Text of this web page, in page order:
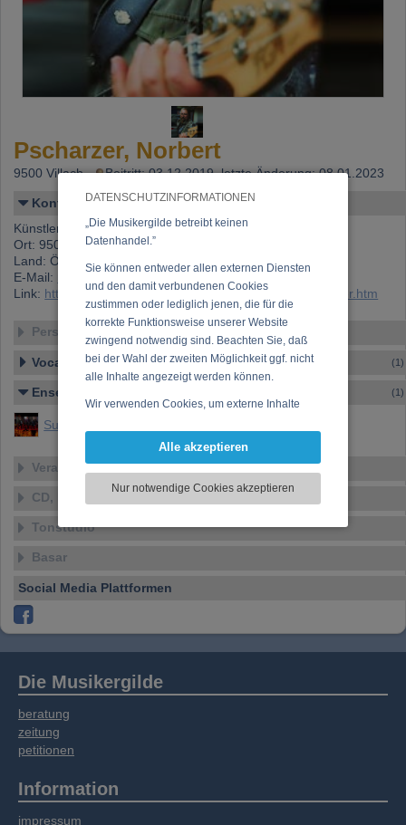
DATENSCHUTZINFORMATIONEN
„Die Musikergilde betreibt keinen
Datenhandel.”
Sie können entweder allen externen Diensten
und den damit verbundenen Cookies
zustimmen oder lediglich jenen, die für die
korrekte Funktionsweise unserer Website
zwingend notwendig sind. Beachten Sie, daß
bei der Wahl der zweiten Möglichkeit ggf. nicht
alle Inhalte angezeigt werden können.
Wir verwenden Cookies, um externe Inhalte
Funktionen für soziale Medien anbieten zu
zu analysieren. Dabei werden ggf.
Informationen zu Ihrer Verwendung unserer
soziale Medien, Werbung und Analysen
Daten zusammen, die Sie bereitgestellt haben
Alle akzeptieren
Nur notwendige Cookies akzeptieren
Pscharzer, Norbert
9500 Villach, Beitritt: 03.12.2019, letzte Änderung: 08.01.2023
Kontakt
Künstlername: Pscharzer, Norbert
Ort: 9500 Villach
Land: Österreich
E-Mail:
Link: https://www.musikergilde.at/mitglied/NorbertPscharzer.htm
Personen-Details
Vocal – Instrumental – Komposition... (1)
Ensemble (1)
SuperGlueArt
Veranstaltungen
CD, DVD, Vinyl
Tonstudio
Basar
Social Media Plattformen
Die Musikergilde
beratung
zeitung
petitionen
Information
impressum